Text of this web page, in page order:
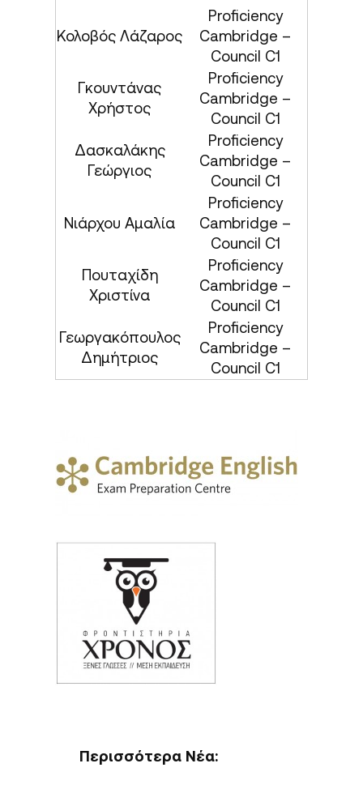
Κολοβός Λάζαρος
Proficiency
Cambridge –
Council C1
Γκουντάνας
Χρήστος
Proficiency
Cambridge –
Council C1
Δασκαλάκης
Γεώργιος
Proficiency
Cambridge –
Council C1
Νιάρχου Αμαλία
Proficiency
Cambridge –
Council C1
Πουταχίδη
Χριστίνα
Proficiency
Cambridge –
Council C1
Γεωργακόπουλος
Δημήτριος
Proficiency
Cambridge –
Council C1
Περισσότερα Νέα: